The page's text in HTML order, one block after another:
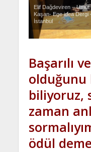
Elif Dağdeviren – Umut
Kaşan- Ege idea Dergi
İstanbul
Başarılı
olduğunu
biliyoruz,
zaman
ödül